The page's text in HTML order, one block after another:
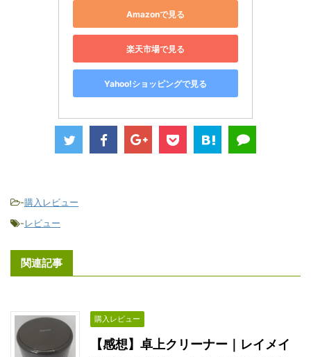
Amazonで見る
楽天市場で見る
Yahoo!ショッピングで見る
-購入レビュー
-レビュー
関連記事
購入レビュー
【感想】卓上クリーナー｜レイメイ